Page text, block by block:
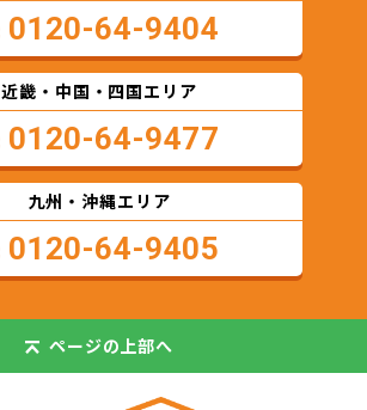
0120-64-9404
近畿・中国・四国エリア
0120-64-9477
九州・沖縄エリア
0120-64-9405
ページの 上部へ